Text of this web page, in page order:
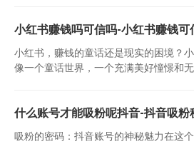
小红书赚钱吗可信吗-小红书赚钱可
小红书，赚钱的童话还是现实的困境？
像一个童话世界，一个充满美好憧憬和
什么账号才能吸粉呢抖音-抖音吸粉
吸粉的密码：抖音账号的神秘魅力在这